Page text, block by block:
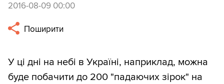
2016-08-09 00:00
Поширити
У ці дні на небі в Україні, наприклад, можна
буде побачити до 200 "падаючих зірок" на